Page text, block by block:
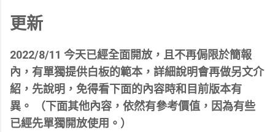
更新
2022/8/11 今天已經全面開放，且不再侷限於簡報
內，有單獨提供白板的範本，詳細說明會再做另文介
紹，先說明，免得看下面的內容時和目前版本有
異。 （下面其他內容，依然有參考價值，因為有些
已經先單獨開放使用。）